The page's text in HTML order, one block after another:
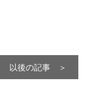
以後の記事 ＞